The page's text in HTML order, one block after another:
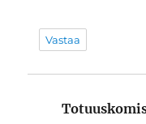
Vastaa